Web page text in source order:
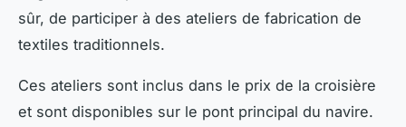
sûr, de participer à des ateliers de fabrication de
textiles traditionnels.
Ces ateliers sont inclus dans le prix de la croisière
et sont disponibles sur le pont principal du navire.